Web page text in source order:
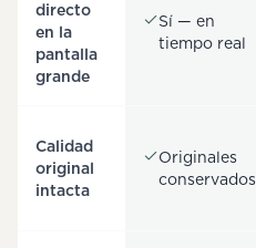
directo
en la
pantalla
grande
Sí — en
tiempo real
Calidad
original
intacta
Originales
conservados